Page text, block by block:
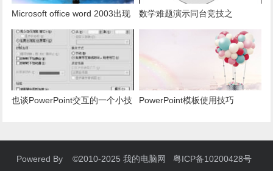
Microsoft office word 2003出现
发送错误报告怎么办？
数学难题演示同台竞技之
也谈PowerPoint交互的一个小技
PowerPoint模板使用技巧
Powered By ©2010-2025 我的电脑网 粤ICP备10200428号